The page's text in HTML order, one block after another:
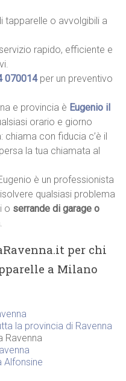
tapparelle o avvolgibili a
rapido, efficiente e
070014per un preventivo
e provincia è Eugenio il
orario e giorno
con fiducia c’è il
la tua chiamata al
è un professionista
qualsiasi problema
o serrande di garage o
.
per chi
a Milano
la provincia di Ravenna
Ravenna
Alfonsine